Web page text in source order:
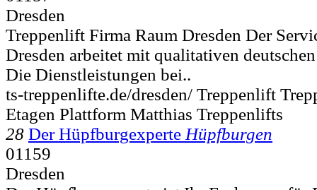
Dresden
Treppenlift Firma Raum Dresden Der
Dresden arbeitet mit qualitativen
Die Dienstleistungen bei..
ts-treppenlifte.de/dresden/ Treppenlift
Etagen Plattform Matthias Treppenlifts
28 Der Hüpfburgexperte Hüpfburgen
01159
Dresden